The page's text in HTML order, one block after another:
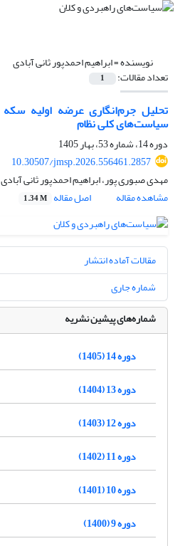
نویسنده =ابراهیم احمدپور ثانی آبادی
تعداد مقالات: 1
سیاست‌های کلی نظام
دوره 14، شماره 53، بهار 1405
10.30507/jmsp.2026.556461.2857
مهدی صبوری پور، ابراهیم احمدپور ثانی آبادی
مشاهده مقاله
اصل مقاله 1.34 M
مقالات آماده انتشار
شماره جاری
شماره‌های پیشین نشریه
دوره 14 (1405)
دوره 13 (1404)
دوره 12 (1403)
دوره 11 (1402)
دوره 10 (1401)
دوره 9 (1400)